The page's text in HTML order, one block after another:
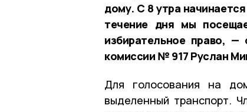
дому. С 8 утра
течение дня мы
избирательное право, —
комиссии № 917 Руслан
Для голосования на
выделенный транспорт.